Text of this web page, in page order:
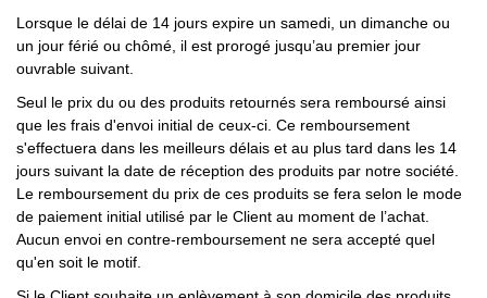
Lorsque le délai de 14 jours expire un samedi, un dimanche ou
un jour férié ou chômé, il est prorogé jusqu’au premier jour
ouvrable suivant.
Seul le prix du ou des produits retournés sera remboursé ainsi
que les frais d'envoi initial de ceux-ci. Ce remboursement
s'effectuera dans les meilleurs délais et au plus tard dans les 14
jours suivant la date de réception des produits par notre société.
Le remboursement du prix de ces produits se fera selon le mode
de paiement initial utilisé par le Client au moment de l’achat.
Aucun envoi en contre-remboursement ne sera accepté quel
qu'en soit le motif.